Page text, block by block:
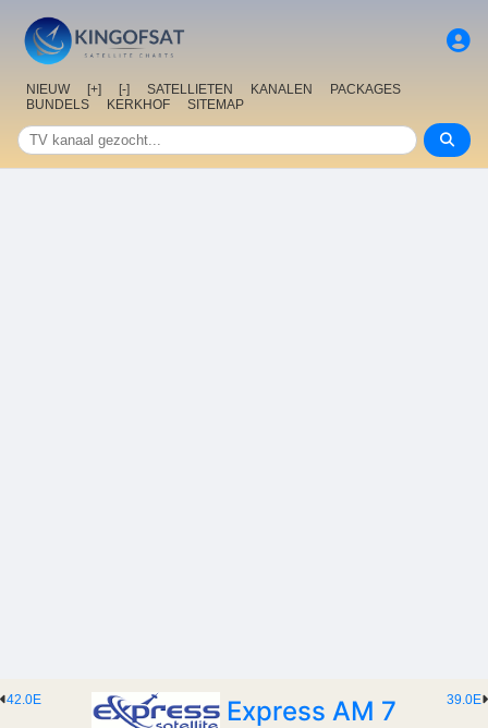
NIEUW [+] [-] SATELLIETEN KANALEN
PACKAGES
BUNDELS
KERKHOF SITEMAP
39.0E
42.0E
Express AM 7